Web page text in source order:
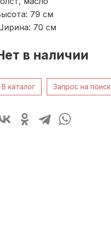
79 см
70 см
в наличии
В каталог Запрос на поиск